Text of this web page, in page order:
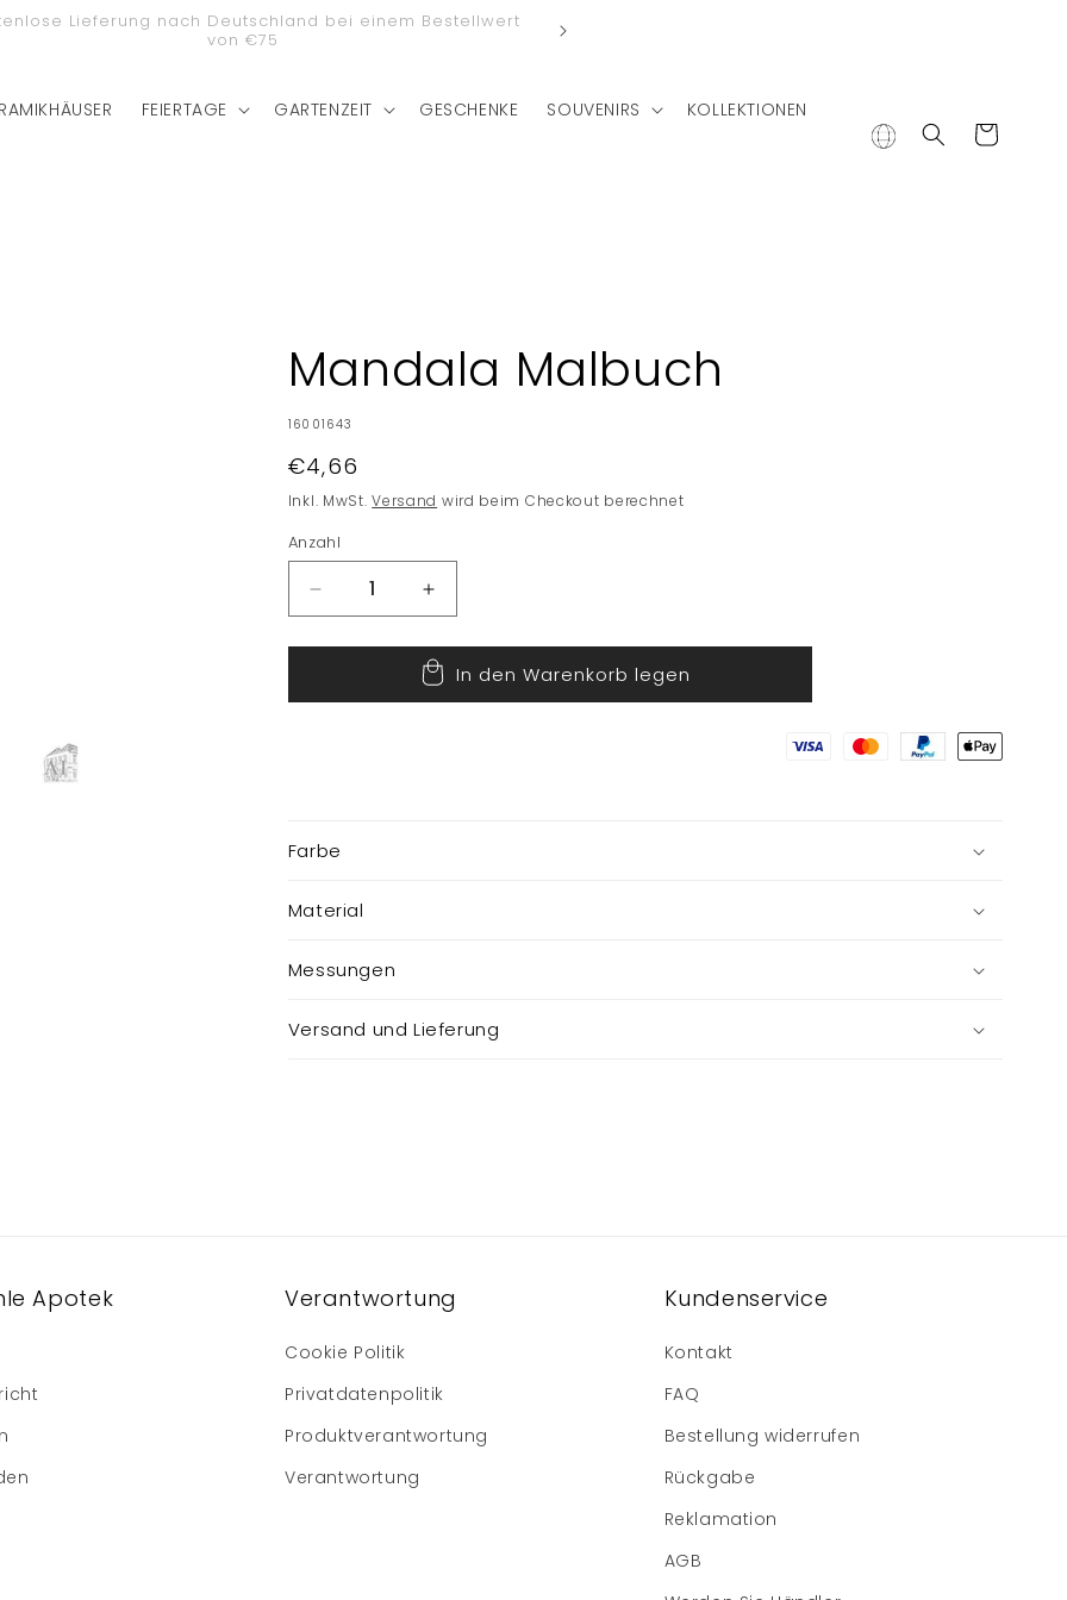
Lieferung nach Deutschland bei einem Bestellwert
von €75
FEIERTAGE GARTENZEIT GESCHENKE SOUVENIRS KOLLEKTIONEN
Warenkorb
Mandala Malbuch
SKU:
16001643
Normaler
Preis
€4,66
Inkl. MwSt.Versand wird beim Checkout berechnet
Anzahl
Verringere
die
Menge
Mandala
Erhöhe
die
Menge
für
Mandala
In den Warenkorb legen
Farbe
Material
Messungen
Versand und Lieferung
Apotek Verantwortung
Cookie Politik
Privatdatenpolitik
Produktverantwortung
Verantwortung
Kundenservice
Kontakt
FAQ
Bestellung widerrufen
Rückgabe
Reklamation
AGB